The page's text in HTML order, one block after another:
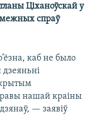
Ціханоўскай у
спраў
каб не было
дзеяньні
нашай краіны
— заявіў